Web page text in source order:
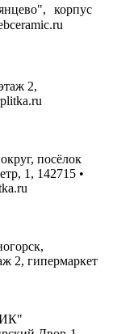
корпус
2,
посёлок
1, 142715 •
2, гипермаркет